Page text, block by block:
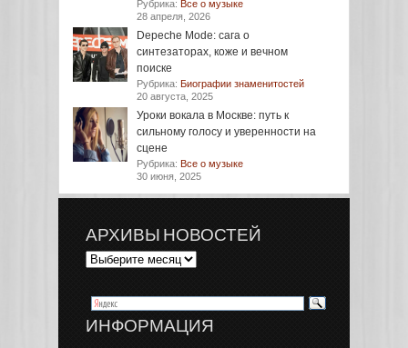
Рубрика: Все о музыке
28 апреля, 2026
Depeche Mode: сага о
синтезаторах, коже и вечном
поиске
Рубрика: Биографии знаменитостей
20 августа, 2025
Уроки вокала в Москве: путь к
сильному голосу и уверенности на
сцене
Рубрика: Все о музыке
30 июня, 2025
АРХИВЫ НОВОСТЕЙ
ИНФОРМАЦИЯ